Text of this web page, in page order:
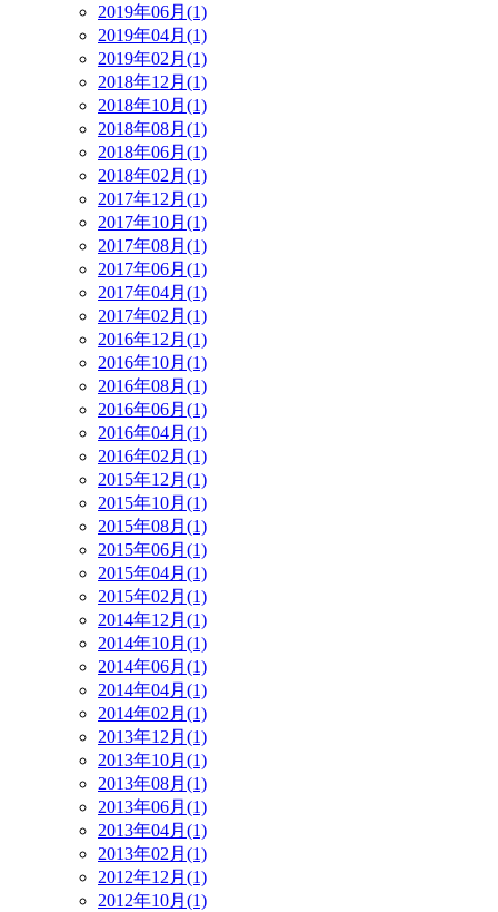
2019年06月(1)
2019年04月(1)
2019年02月(1)
2018年12月(1)
2018年10月(1)
2018年08月(1)
2018年06月(1)
2018年02月(1)
2017年12月(1)
2017年10月(1)
2017年08月(1)
2017年06月(1)
2017年04月(1)
2017年02月(1)
2016年12月(1)
2016年10月(1)
2016年08月(1)
2016年06月(1)
2016年04月(1)
2016年02月(1)
2015年12月(1)
2015年10月(1)
2015年08月(1)
2015年06月(1)
2015年04月(1)
2015年02月(1)
2014年12月(1)
2014年10月(1)
2014年06月(1)
2014年04月(1)
2014年02月(1)
2013年12月(1)
2013年10月(1)
2013年08月(1)
2013年06月(1)
2013年04月(1)
2013年02月(1)
2012年12月(1)
2012年10月(1)